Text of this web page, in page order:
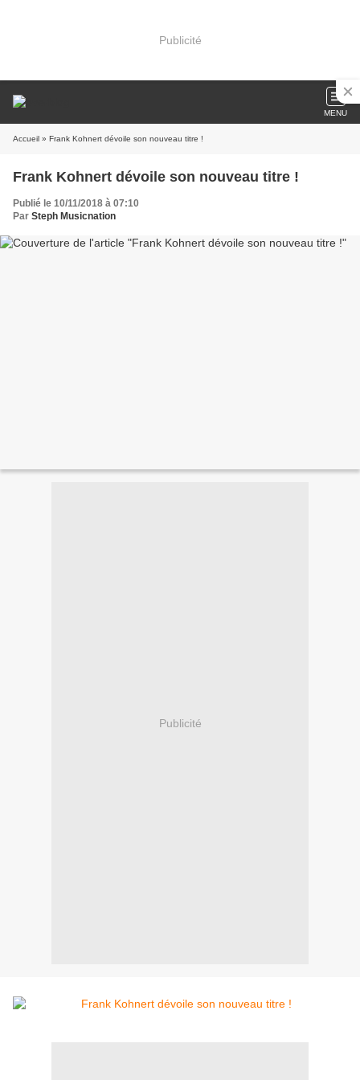
Publicité
MENU
Accueil » Frank Kohnert dévoile son nouveau titre !
Frank Kohnert dévoile son nouveau titre !
Publié le 10/11/2018 à 07:10
Par Steph Musicnation
Publicité